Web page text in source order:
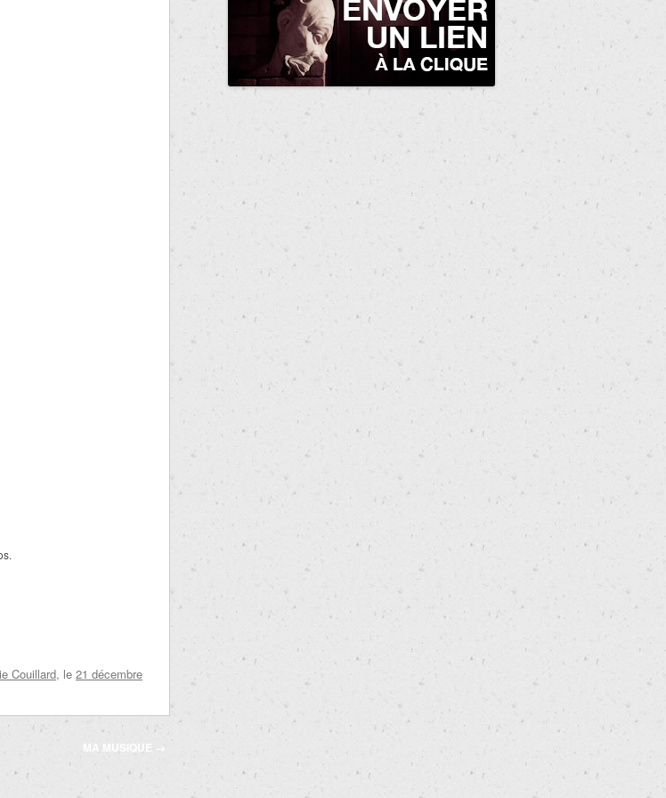
Couillard, le 21 décembre
MA MUSIQUE →